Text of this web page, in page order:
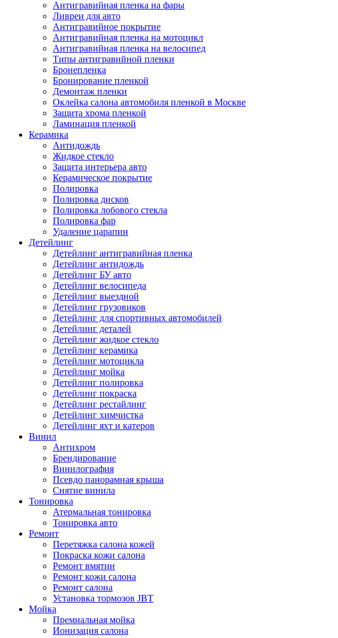
Антигравийная пленка на фары
Ливреи для авто
Антигравийное покрытие
Антигравийная пленка на мотоцикл
Антигравийная пленка на велосипед
Типы антигравийной пленки
Бронепленка
Бронирование пленкой
Демонтаж пленки
Оклейка салона автомобиля пленкой в Москве
Защита хрома пленкой
Ламинация пленкой
Керамика
Антидождь
Жидкое стекло
Защита интерьера авто
Керамическое покрытие
Полировка
Полировка дисков
Полировка лобового стекла
Полировка фар
Удаление царапин
Детейлинг
Детейлинг антигравийная пленка
Детейлинг антидождь
Детейлинг БУ авто
Детейлинг велосипеда
Детейлинг выездной
Детейлинг грузовиков
Детейлинг для спортивных автомобилей
Детейлинг деталей
Детейлинг жидкое стекло
Детейлинг керамика
Детейлинг мотоцикла
Детейлинг мойка
Детейлинг полировка
Детейлинг покраска
Детейлинг рестайлинг
Детейлинг химчистка
Детейлинг яхт и катеров
Винил
Антихром
Брендирование
Винилография
Псевдо панорамная крыша
Снятие винила
Тонировка
Атермальная тонировка
Тонировка авто
Ремонт
Перетяжка салона кожей
Покраска кожи салона
Ремонт вмятин
Ремонт кожи салона
Ремонт салона
Установка тормозов JBT
Мойка
Премиальная мойка
Ионизация салона